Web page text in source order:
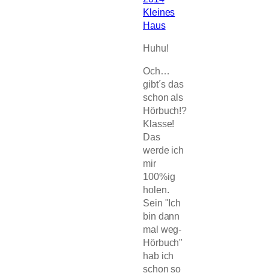
Kleines
Haus
Huhu!
Och…
gibt´s das
schon als
Hörbuch!?
Klasse!
Das
werde ich
mir
100%ig
holen.
Sein "Ich
bin dann
mal weg-
Hörbuch"
hab ich
schon so